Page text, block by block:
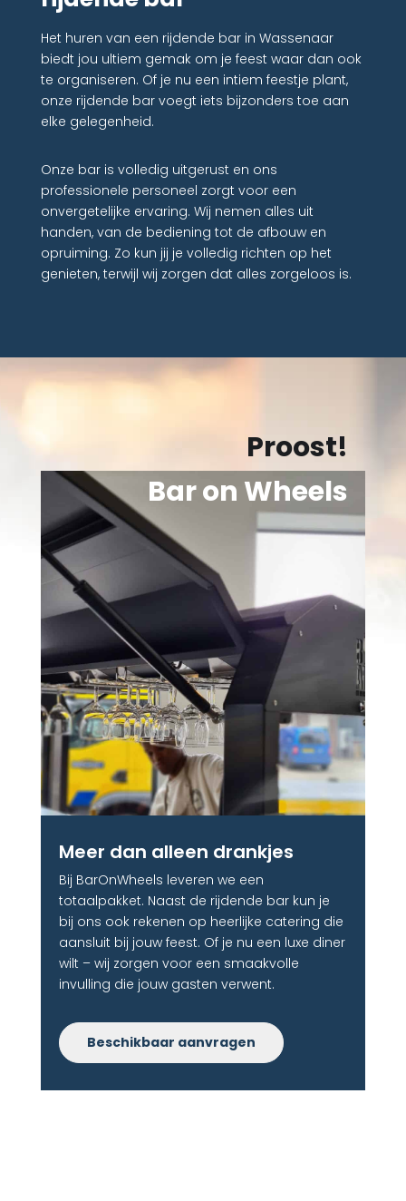
Het huren van een rijdende bar in Wassenaar
biedt jou ultiem gemak om je feest waar dan ook
te organiseren. Of je nu een intiem feestje plant,
onze rijdende bar voegt iets bijzonders toe aan
elke gelegenheid.
Onze bar is volledig uitgerust en ons
professionele personeel zorgt voor een
onvergetelijke ervaring. Wij nemen alles uit
handen, van de bediening tot de afbouw en
opruiming. Zo kun jij je volledig richten op het
genieten, terwijl wij zorgen dat alles zorgeloos is.
Proost!
Bar on Wheels
Meer dan alleen drankjes​
Bij BarOnWheels leveren we een
totaalpakket. Naast de rijdende bar kun je
bij ons ook rekenen op heerlijke catering die
aansluit bij jouw feest. Of je nu een luxe diner
wilt – wij zorgen voor een smaakvolle
invulling die jouw gasten verwent.
Beschikbaar aanvragen